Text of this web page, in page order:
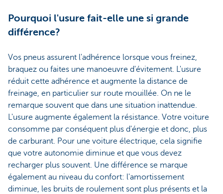
Pourquoi l'usure fait-elle une si grande
différence?
Vos pneus assurent l'adhérence lorsque vous freinez,
braquez ou faites une manoeuvre d'évitement. L'usure
réduit cette adhérence et augmente la distance de
freinage, en particulier sur route mouillée. On ne le
remarque souvent que dans une situation inattendue.
L'usure augmente également la résistance. Votre voiture
consomme par conséquent plus d'énergie et donc, plus
de carburant. Pour une voiture électrique, cela signifie
que votre autonomie diminue et que vous devez
recharger plus souvent. Une différence se marque
également au niveau du confort: l'amortissement
diminue, les bruits de roulement sont plus présents et la